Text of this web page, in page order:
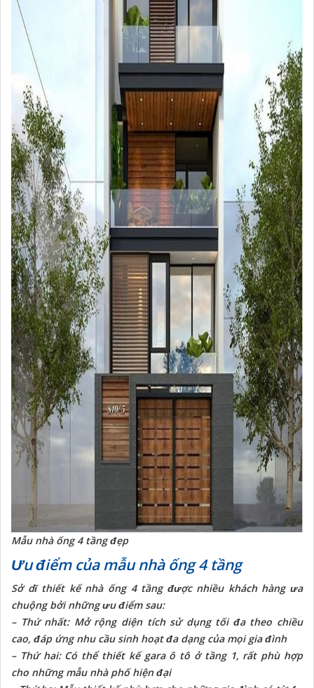
Mẫu nhà ống 4 tầng đẹp
Ưu điểm của mẫu nhà ống 4 tầng
Sở dĩ thiết kế nhà ống 4 tầngđược nhiều khách hàng ưa
chuộng bởi những ưu điểm sau:
– Thứ nhất: Mở rộng diện tích sử dụng tối đa theo chiều
cao, đáp ứng nhu cầu sinh hoạt đa dạng của mọi gia đình
– Thứ hai: Có thể thiết kế gara ô tô ở tầng 1, rất phù hợp
cho những mẫu nhà phố hiện đại